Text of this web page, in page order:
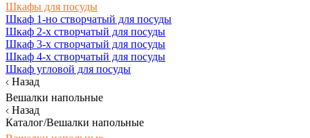
Шкафы для посуды
Шкаф 1-но створчатый для посуды
Шкаф 2-х створчатый для посуды
Шкаф 3-х створчатый для посуды
Шкаф 4-х створчатый для посуды
Шкаф угловой для посуды
Назад
Вешалки напольные
Назад
Каталог/Вешалки напольные